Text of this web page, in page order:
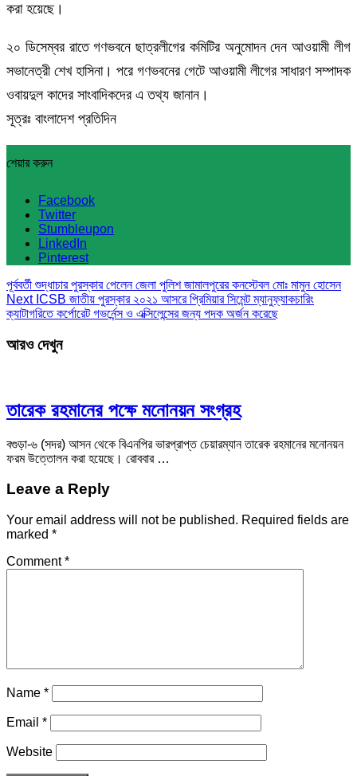
করা হয়েছে।
২০ ডিসেম্বর রাতে গণভবনে ছাত্রলীগের কমিটির অনুমোদন দেন আওয়ামী লীগ
সভানেত্রী শেখ হাসিনা। পরে গণভবনের গেটে আওয়ামী লীগের সাধারণ সম্পাদক
ওবায়দুল কাদের সাংবাদিকদের এ তথ্য জানান।
সূত্রঃ বাংলাদেশ প্রতিদিন
শেয়ার করুন
Facebook
Twitter
Stumbleupon
LinkedIn
Pinterest
পূর্ববর্তীশুদ্ধাচার পুরস্কার পেলেন জেলা পুলিশ জামালপুরের কনস্টেবল মোঃ মামুন হোসেন
NextICSB জাতীয় পুরস্কার ২০২১ আসরে প্রিমিয়ার সিমেন্ট ম্যানুফ্যাকচারিং
ক্যাটাগরিতে কর্পোরেট গভর্নেন্স ও এক্সিলেন্সের জন্য পদক অর্জন করেছে
আরও দেখুন
তারেক রহমানের পক্ষে মনোনয়ন সংগ্রহ
বগুড়া-৬ (সদর) আসন থেকে বিএনপির ভারপ্রাপ্ত চেয়ারম্যান তারেক রহমানের মনোনয়ন
ফরম উত্তোলন করা হয়েছে। রোববার …
Leave a Reply
Your email address will not be published. Required fields are
marked *
Comment*
Name *
Email *
Website